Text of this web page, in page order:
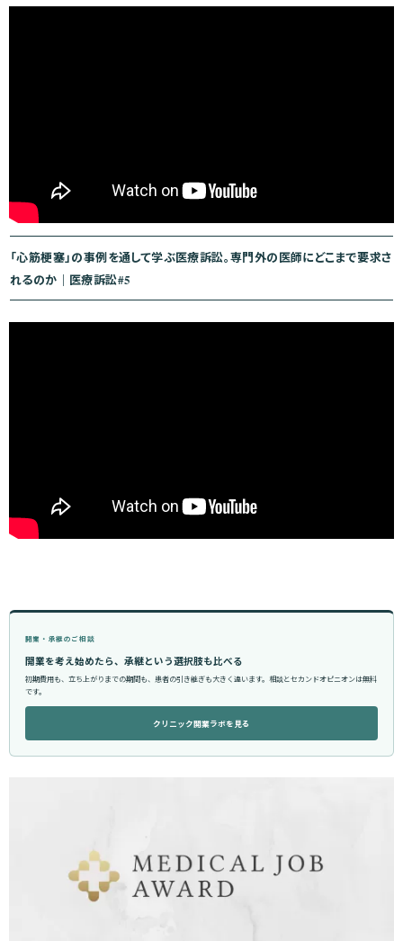
「心筋梗塞」の事例を通して学ぶ医療訴訟。専門外の医師にどこまで要求さ
れるのか｜医療訴訟#5
開業・承継のご相談
開業を考え始めたら、承継という選択肢も比べる
初期費用も、立ち上がりまでの期間も、患者の引き継ぎも大きく違います。相談とセカンドオピニオンは無料
です。
クリニック開業ラボを見る